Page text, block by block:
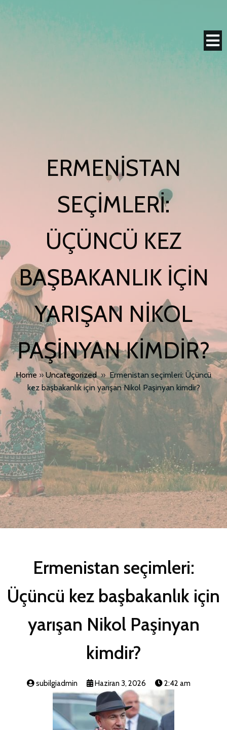
ERMENISTAN
SEÇIMLERI:
ÜÇÜNCÜ KEZ
BAŞBAKANLIK IÇIN
YARIŞAN NIKOL
PAŞINYAN KIMDIR?
Home »Uncategorized » Ermenistan seçimleri: Üçüncü
kez başbakanlık için yarışan Nikol Paşinyan kimdir?
Ermenistan seçimleri:
Üçüncü kez başbakanlık için
yarışan Nikol Paşinyan
kimdir?
subilgiadmin Haziran 3, 2026 2:42 am